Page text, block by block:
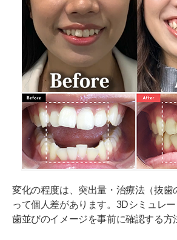
変化の程度は、突出量・治療法（抜歯
って個人差があります。3Dシミュレ
歯並びのイメージを事前に確認する方